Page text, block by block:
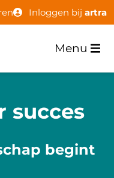
Inloggen bij artra
Menu
succes
begint